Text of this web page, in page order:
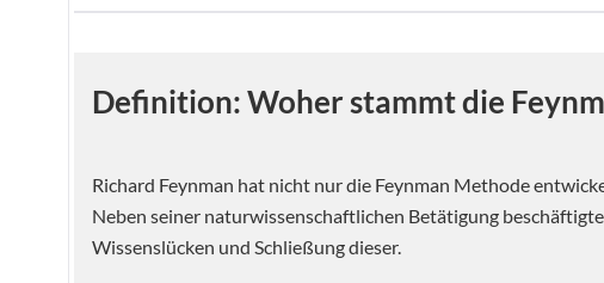
Definition: Woher stammt die
Richard Feynman hat nicht nur die Feynman Methode
Neben seiner naturwissenschaftlichen Betätigung
Wissenslücken und Schließung dieser.